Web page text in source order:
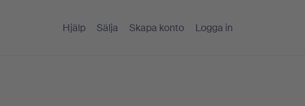
Hjälp Sälja Skapa konto Logga in